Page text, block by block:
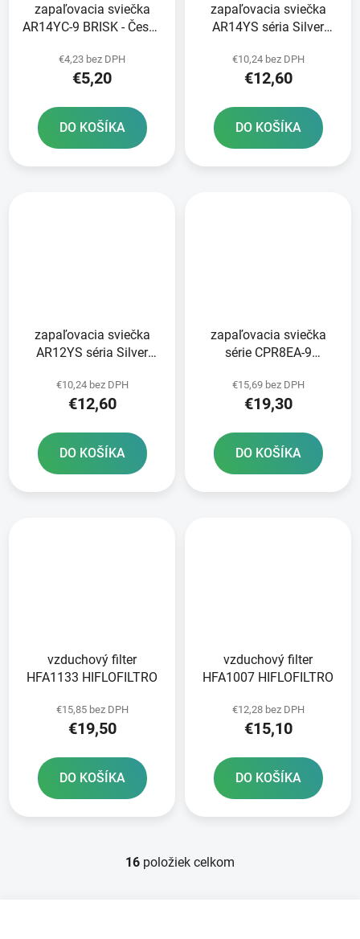
zapaľovacia sviečka
AR14YC-9 BRISK - Česká
€4,23 bez DPH
€5,20
DO KOŠÍKA
zapaľovacia sviečka
AR14YS séria Silver
republika
€10,24 bez DPH
€12,60
DO KOŠÍKA
zapaľovacia sviečka
AR12YS séria Silver
€10,24 bez DPH
€12,60
DO KOŠÍKA
zapaľovacia sviečka
série CPR8EA-9
€15,69 bez DPH
€19,30
DO KOŠÍKA
vzduchový filter
HFA1133 HIFLOFILTRO
€15,85 bez DPH
€19,50
DO KOŠÍKA
vzduchový filter
HFA1007 HIFLOFILTRO
€12,28 bez DPH
€15,10
DO KOŠÍKA
O
16 položiek celkom